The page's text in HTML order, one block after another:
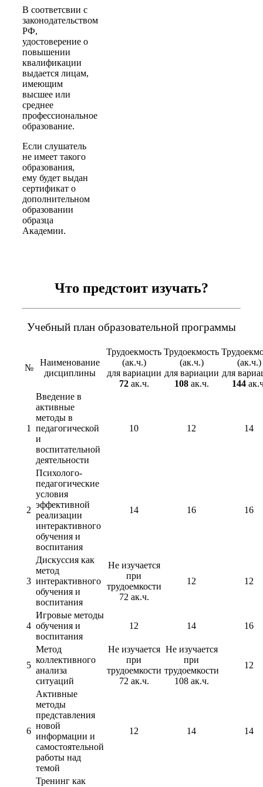
В соответсвии с
законодательством
РФ,
удостоверение о
повышении
квалификации
выдается лицам,
имеющим
высшее или
среднее
профессиональное
образование.
Если слушатель
не имеет такого
образования,
ему будет выдан
сертификат о
дополнительном
образовании
образца
Академии.
Что предстоит изучать?
Учебный план образовательной программы
№
Наименование
дисциплины
Трудоекмость
(ак.ч.)
для вариации
72ак.ч.
Трудоекмость
(ак.ч.)
для вариации
108ак.ч.
(ак.ч.)
для
144
1
Введение в
активные
методы в
педагогической
и
воспитательной
деятельности
10 12 14
2
Психолого-
педагогические
условия
эффективной
реализации
интерактивного
обучения и
воспитания
14 16 16
3
Дискуссия как
метод
интерактивного
обучения и
воспитания
Не изучается
при
трудоемкости
72 ак.ч.
12 12
4
Игровые методы
обучения и
воспитания
12 14 16
5
Метод
коллективного
анализа
ситуаций
Не изучается
при
трудоемкости
72 ак.ч.
Не изучается
при
трудоемкости
108 ак.ч.
12
6
Активные
методы
представления
новой
информации и
самостоятельной
работы над
темой
12 14 14
Тренинг как